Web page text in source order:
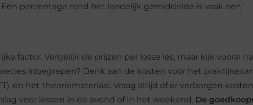
percentage rond het landelijk gemiddelde is vaak een
factor. Vergelijk de prijzen per losse les, maar kijk vooral
inbegrepen? Denk aan de kosten voor het
en het theoriemateriaal. Vraag altijd of er verborgen
voor lessen in de avond of in het weekend. De